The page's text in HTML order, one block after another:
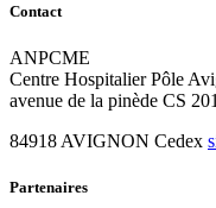
Contact
ANPCME
Centre Hospitalier Pôle
avenue de la pinède CS
84918 AVIGNON Cedex
Partenaires